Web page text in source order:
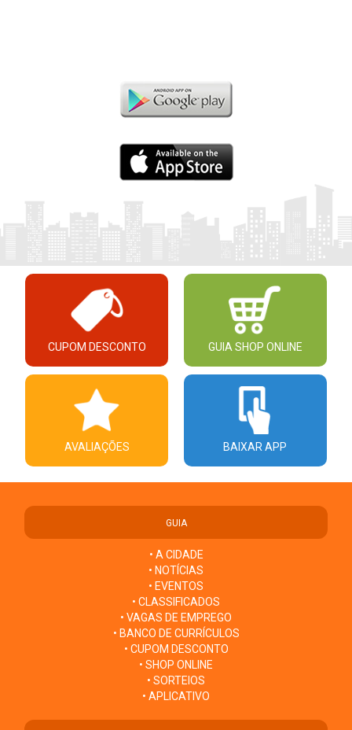
CUPOM DESCONTO GUIA SHOP ONLINE
AVALIAÇÕES BAIXAR APP
GUIA
• A CIDADE
• NOTÍCIAS
• EVENTOS
• CLASSIFICADOS
• VAGAS DE EMPREGO
• BANCO DE CURRÍCULOS
• CUPOM DESCONTO
• SHOP ONLINE
• SORTEIOS
• APLICATIVO